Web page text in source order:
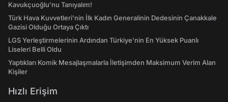
Kavukçuoğlu'nu Tanıyalım!
Türk Hava Kuvvetleri'nin İlk Kadın Generalinin Dedesinin Çanakkale
Gazisi Olduğu Ortaya Çıktı
LGS Yerleştirmelerinin Ardından Türkiye'nin En Yüksek Puanlı
Liseleri Belli Oldu
Yaptıkları Komik Mesajlaşmalarla İletişimden Maksimum Verim Alan
Kişiler
Hızlı Erişim